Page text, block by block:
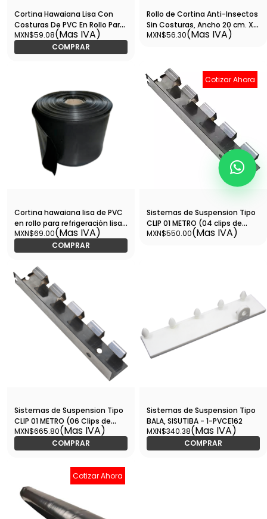
Cortina Hawaiana Lisa Con
Costuras De PVC En Rollo Para
Refrigeración Ancho 200mm,
Espesor 2mm, Largo 50Mts, (6
Tiras Equivalen a 1Mts De
MXN$59.08(Mas IVA)
COMPRAR
Rollo de Cortina Anti-Insectos
Sin Costuras, Ancho 20 cm. X
Espesor 0.2 cm. X Largo 50 m.-
de ancho) - RLCTHW007
MXN$56.30(Mas IVA)
Cortina hawaiana lisa de PVC
en rollo para refrigeración lisa
+ anti-luz para Soldadura
ancho: 200 mm; espesor: 2
mm; largo: 50 m (06 tiras
equivales a 01 metro de
ancho) - RLCTHW008
MXN$69.00(Mas IVA)
COMPRAR
Cotizar Ahora
Sistemas de Suspension Tipo
CLIP 01 METRO (04 clips de
30cm) - 26-TRANS116
MXN$550.00(Mas IVA)
Sistemas de Suspension Tipo
CLIP 01 METRO (06 Clips de
20cm) - 26-TRANS115
MXN$665.80(Mas IVA)
COMPRAR
Sistemas de Suspension Tipo
BALA, SISUTIBA - 1-PVCE162
MXN$340.38(Mas IVA)
COMPRAR
Cotizar Ahora